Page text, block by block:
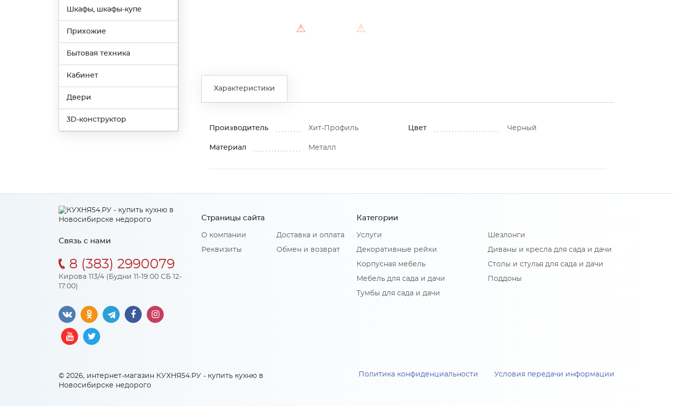
Шкафы, шкафы-купе
Прихожие
Бытовая техника
Кабинет
Двери
3D-конструктор
⚠ ⚠
Характеристики
Производитель Хит-Профиль Цвет Черный
Материал Металл
Связь с нами
8 (383) 2990079
Кирова 113/4 (Будни 11-19:00 СБ 12-
17:00)
Страницы сайта
О компании
Реквизиты
Доставка и оплата
Обмен и возврат
Категории
Услуги
Декоративные рейки
Корпусная мебель
Мебель для сада и дачи
Тумбы для сада и дачи
Шезлонги
Диваны и кресла для сада и дачи
Столы и стулья для сада и дачи
Поддоны
© 2026, интернет-магазин КУХНЯ54.РУ - купить кухню в
Новосибирске недорого
Политика конфиденциальности Условия передачи информации